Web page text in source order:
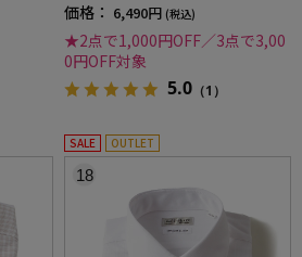
価格： 6,490円 (税込)
★2点で1,000円OFF／3点で3,00
0円OFF対象
5.0 （1）
SALE OUTLET
18